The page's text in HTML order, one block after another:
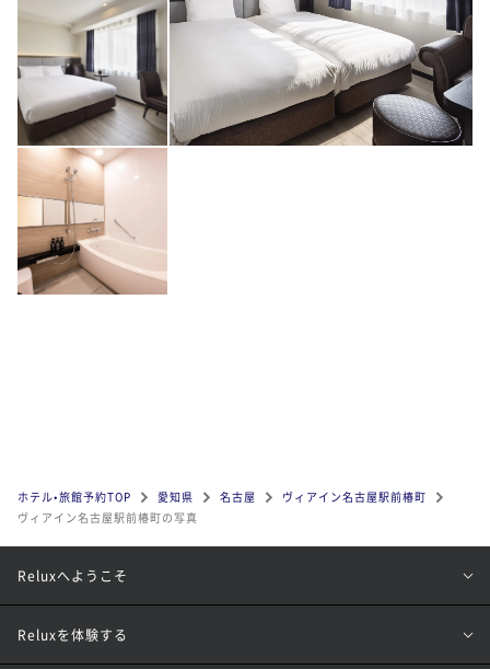
ホテル•旅館予約TOP 愛知県 名古屋
ヴィアイン名古屋駅前椿町
ヴィアイン名古屋駅前椿町の写真
Reluxへようこそ
Reluxを体験する